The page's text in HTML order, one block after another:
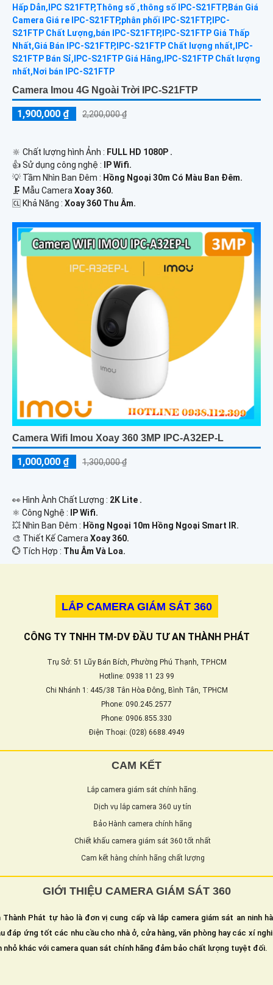
Camera Imou 4G Ngoài Trời IPC-S21FTP
1,900,000 ₫ 2,200,000 ₫
🔆 Chất lượng hình Ảnh : FULL HD 1080P .
👍 Sử dụng công nghệ :
IP Wifi.
💡 Tầm Nhìn Ban Đêm : Hồng Ngoại 30m Có Màu Ban Đêm.
🗜️ Mẫu CameraXoay 360.
️🆑 Khả Năng : Xoay 360 Thu Âm.
Camera Wifi Imou Xoay 360 3MP IPC-A32EP-L
1,000,000 ₫ 1,300,000 ₫
️👀 Hình Ành Chất Lượng : 2K Lite .
⚛️ Công Nghệ :
IP Wifi.
💥 Nhìn Ban Đêm : Hồng Ngoại 10m Hồng Ngoại Smart IR.
🎨 Thiết Kế Camera Xoay 360.
️💮 Tích Hợp : Thu Âm Và Loa.
LẮP CAMERA GIÁM SÁT 360
CÔNG TY TNHH TM-DV ĐẦU TƯ AN THÀNH PHÁT
Trụ Sở: 51 Lũy Bán Bích, Phường Phú Thạnh, TP.HCM
Hotline: 0938 11 23 99
Chi Nhánh 1: 445/38 Tân Hòa Đông, Bình Tân, TPHCM
Phone: 090.245.2577
Phone: 0906.855.330
Điện Thoại: (028) 6688.4949
CAM KẾT
Lắp camera giám sát chính hãng.
Dịch vụ lắp camera 360 uy tín
Bảo Hành camera chính hãng
Chiết khấu camera giám sát 360 tốt nhất
Cam kết hàng chính hãng chất lượng
GIỚI THIỆU CAMERA GIÁM SÁT 360
Thành Phát tự hào là đơn vị cung cấp và lắp camera giám sát an ninh
đáp ứng tốt các nhu cầu cho nhà ở, cửa hàng, văn phòng hay các xí
nhỏ khác với camera quan sát chính hãng đảm bảo chất lượng tuyệt đối.